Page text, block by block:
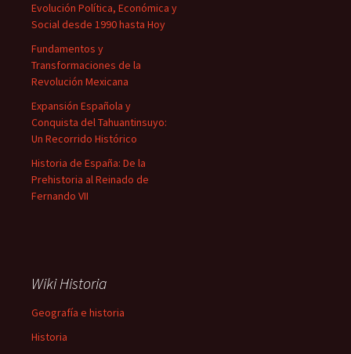
Evolución Política, Económica y
Social desde 1990 hasta Hoy
Fundamentos y
Transformaciones de la
Revolución Mexicana
Expansión Española y
Conquista del Tahuantinsuyo:
Un Recorrido Histórico
Historia de España: De la
Prehistoria al Reinado de
Fernando VII
Wiki Historia
Geografía e historia
Historia